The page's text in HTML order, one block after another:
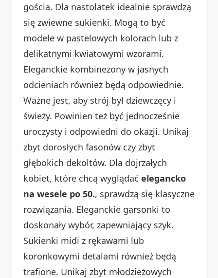
gościa. Dla nastolatek idealnie sprawdzą
się zwiewne sukienki. Mogą to być
modele w pastelowych kolorach lub z
delikatnymi kwiatowymi wzorami.
Eleganckie kombinezony w jasnych
odcieniach również będą odpowiednie.
Ważne jest, aby strój był dziewczęcy i
świeży. Powinien też być jednocześnie
uroczysty i odpowiedni do okazji. Unikaj
zbyt dorosłych fasonów czy zbyt
głębokich dekoltów. Dla dojrzałych
kobiet, które chcą wyglądać elegancko
na wesele po 50., sprawdzą się klasyczne
rozwiązania. Eleganckie garsonki to
doskonały wybór, zapewniający szyk.
Sukienki midi z rękawami lub
koronkowymi detalami również będą
trafione. Unikaj zbyt młodzieżowych